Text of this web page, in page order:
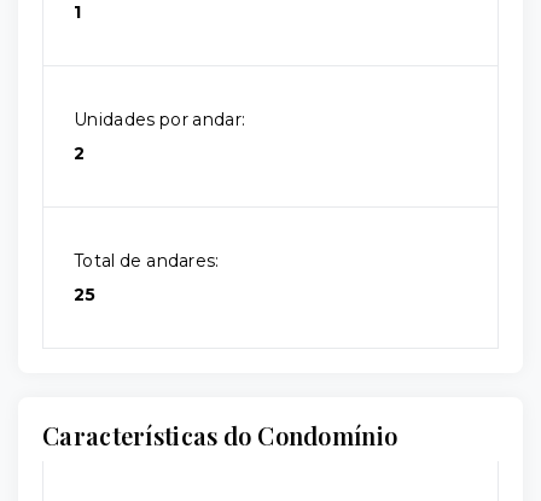
1
Unidades por andar:
2
Total de andares:
25
Características do Condomínio